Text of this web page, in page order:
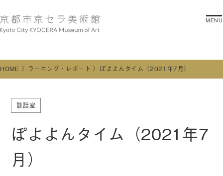
MENU
HOME ラーニング・レポート ぽよよんタイム（2021年7月）
談話室
ぽよよんタイム（2021年7
月）